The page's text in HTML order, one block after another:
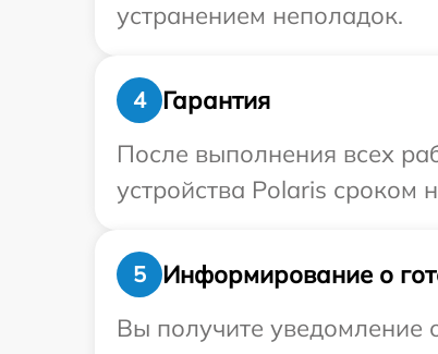
устранением неполадок.
4
Гарантия
После выполнения всех
устройства Polaris сроком
5
Информирование о
Вы получите уведомление